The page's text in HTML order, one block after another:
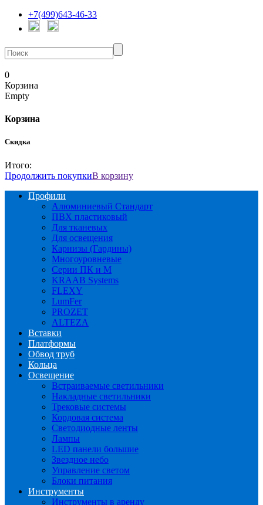
+7(499)643-46-33
0
Корзина
Empty
Корзина
Скидка
Итого:
Продолжить покупкиВ корзину
Профили
Алюминиевый Стандарт
ПВХ пластиковый
Для тканевых
Для освещения
Карнизы (Гардины)
Многоуровневые
Серии ПК и М
KRAAB Systems
FLEXY
LumFer
PROZET
ALTEZA
Вставки
Платформы
Обвод труб
Кольца
Освещение
Встраиваемые светильники
Накладные светильники
Трековые системы
Кордовая система
Светодиодные ленты
Лампы
LED панели большие
Звездное небо
Управление светом
Блоки питания
Инструменты
Инструменты в аренду